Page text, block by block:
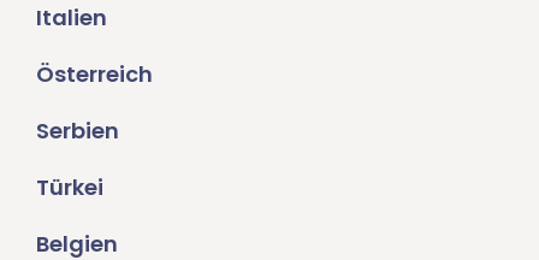
Italien
Österreich
Serbien
Türkei
Belgien